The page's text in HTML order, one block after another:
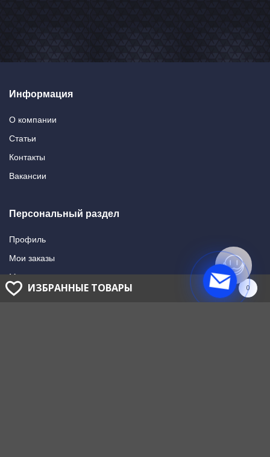
Информация
О компании
Статьи
Контакты
Вакансии
Персональный раздел
Профиль
Мои заказы
Мои подписки
Написать в поддержку
ИЗБРАННЫЕ ТОВАРЫ 0